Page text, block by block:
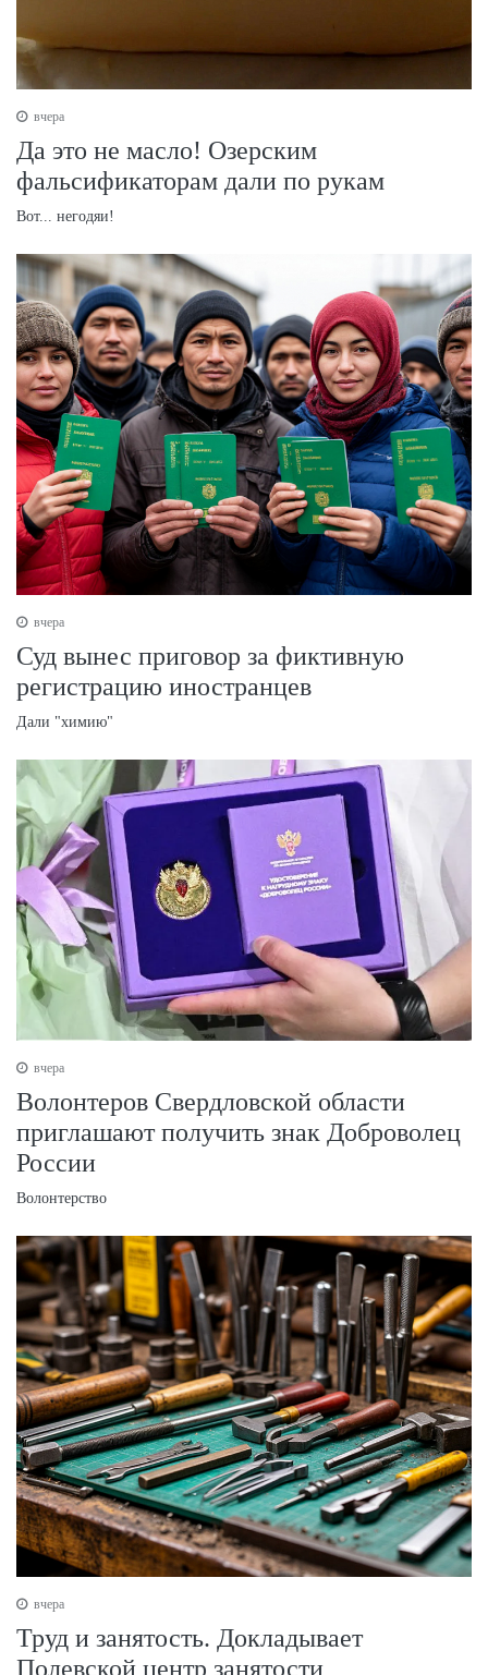
вчера
Да это не масло! Озерским
фальсификаторам дали по рукам
Вот... негодяи!
вчера
Суд вынес приговор за фиктивную
регистрацию иностранцев
Дали "химию"
вчера
Волонтеров Свердловской области
приглашают получить знак Доброволец
России
Волонтерство
вчера
Труд и занятость. Докладывает
Полевской центр занятости